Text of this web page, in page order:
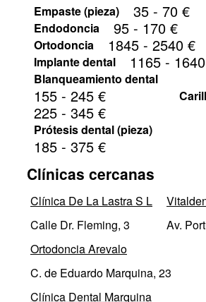
Empaste (pieza)
35 - 70 €
Endodoncia 95 - 170 €
Ortodoncia 1845 - 2540 €
Implante dental 1165 -
Blanqueamiento dental
155 - 245 €
225 - 345 €
Prótesis dental (pieza)
185 - 375 €
Clínicas cercanas
Clínica De La Lastra S L
Calle Dr. Fleming, 3
Av.
Ortodoncia Arevalo
C. de Eduardo Marquina, 23
Clínica Dental Marquina